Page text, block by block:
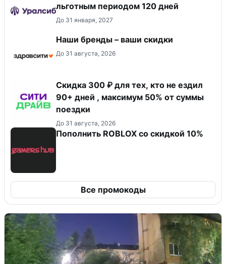
льготным периодом 120 дней
До 31 января, 2027
Наши бренды – ваши скидки
До 31 августа, 2026
Скидка 300 ₽ для тех, кто не ездил
90+ дней , максимум 50% от суммы
поездки
До 31 августа, 2026
Пополнить ROBLOX со скидкой 10%
Все промокоды